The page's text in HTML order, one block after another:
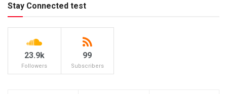
Stay Connected test
23.9k
Followers
99
Subscribers